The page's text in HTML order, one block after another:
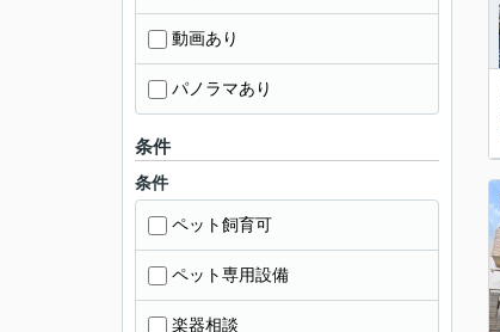
動画あり
パノラマあり
条件
条件
ペット飼育可
ペット専用設備
楽器相談